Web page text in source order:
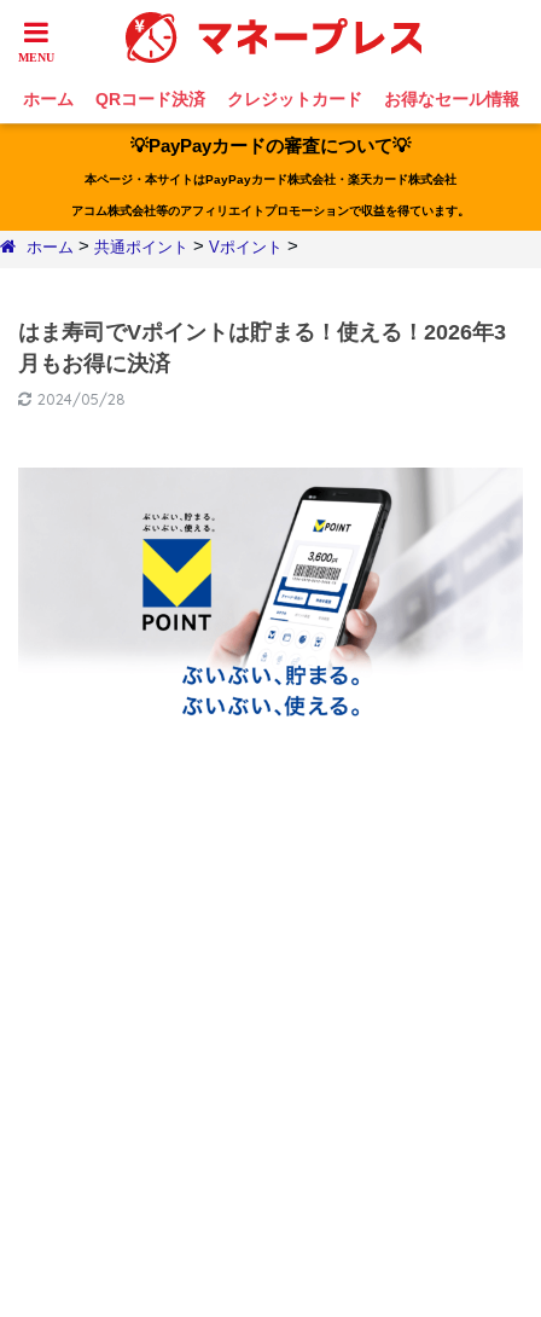
ホーム QRコード決済 クレジットカード お得なセール情報
💡PayPayカードの審査について💡
本ページ・本サイトはPayPayカード株式会社・楽天カード株式会社
アコム株式会社等のアフィリエイトプロモーションで収益を得ています。
ホーム > 共通ポイント > Vポイント >
はま寿司でVポイントは貯まる！使える！2026年3
月もお得に決済
2024/05/28